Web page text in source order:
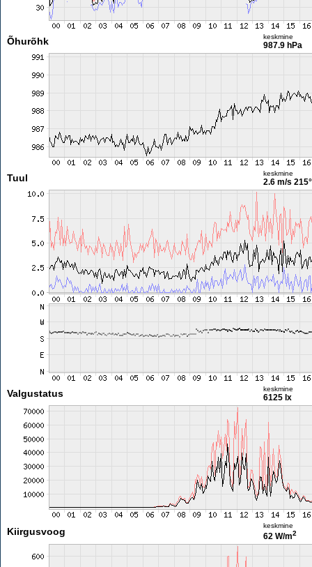
Õhurõhk keskmine
987.9 hPa
Tuul keskmine
2.6 m/s 215°
Valgustatus keskmine
6125 lx
Kiirgusvoog
keskmine
62 W/m2